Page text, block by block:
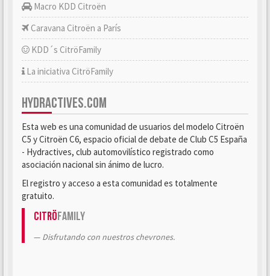
Macro KDD Citroën
Caravana Citroën a París
KDD´s CitröFamily
La iniciativa CitröFamily
HYDRACTIVES.COM
Esta web es una comunidad de usuarios del modelo Citroën
C5 y Citroën C6, espacio oficial de debate de Club C5 España
- Hydractives, club automovilístico registrado como
asociación nacional sin ánimo de lucro.
El registro y acceso a esta comunidad es totalmente
gratuito.
CitröFamily
Disfrutando con nuestros chevrones.